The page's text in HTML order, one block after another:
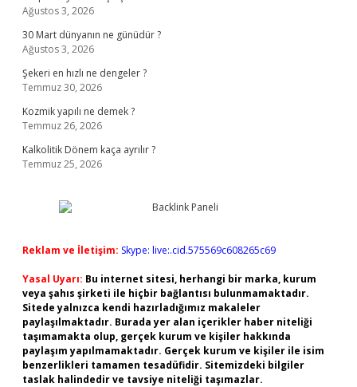
Ağustos 3, 2026
30 Mart dünyanın ne günüdür ?
Ağustos 3, 2026
Şekeri en hızlı ne dengeler ?
Temmuz 30, 2026
Kozmik yapılı ne demek ?
Temmuz 26, 2026
Kalkolitik Dönem kaça ayrılır ?
Temmuz 25, 2026
Reklam ve İletişim: Skype: live:.cid.575569c608265c69
Yasal Uyarı: Bu internet sitesi, herhangi bir marka, kurum
veya şahıs şirketi ile hiçbir bağlantısı bulunmamaktadır.
Sitede yalnızca kendi hazırladığımız makaleler
paylaşılmaktadır. Burada yer alan içerikler haber niteliği
taşımamakta olup, gerçek kurum ve kişiler hakkında
paylaşım yapılmamaktadır. Gerçek kurum ve kişiler ile isim
benzerlikleri tamamen tesadüfidir. Sitemizdeki bilgiler
taslak halindedir ve tavsiye niteliği taşımazlar.